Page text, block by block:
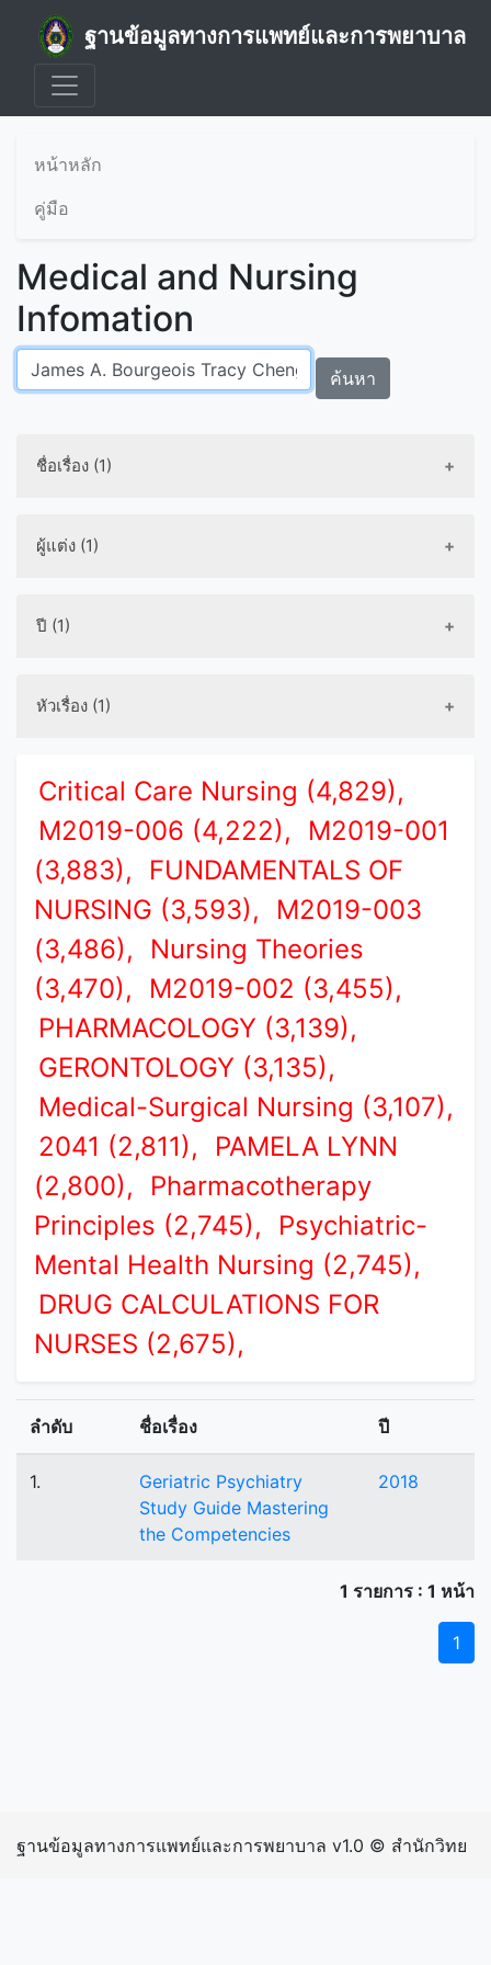
ฐานข้อมูลทางการแพทย์และการพยาบาล
หน้าหลัก
คู่มือ
Medical and Nursing
Infomation
ค้นหา
ชื่อเรื่อง (1)
ผู้แต่ง (1)
ปี (1)
หัวเรื่อง (1)
Critical Care Nursing (4,829),
M2019-006 (4,222),
M2019-001
(3,883),
FUNDAMENTALS OF
NURSING (3,593),
M2019-003
(3,486),
Nursing Theories
(3,470),
M2019-002 (3,455),
PHARMACOLOGY (3,139),
GERONTOLOGY (3,135),
Medical-Surgical Nursing (3,107),
2041 (2,811),
PAMELA LYNN
(2,800),
Pharmacotherapy
Principles (2,745),
Psychiatric-
Mental Health Nursing (2,745),
DRUG CALCULATIONS FOR
NURSES (2,675),
ลำดับ ชื่อเรื่อง ปี
1.
Geriatric Psychiatry
Study Guide Mastering
the Competencies
2018
1 รายการ : 1 หน้า
1
ฐานข้อมูลทางการแพทย์และการพยาบาล v1.0 © สำนักวิทย